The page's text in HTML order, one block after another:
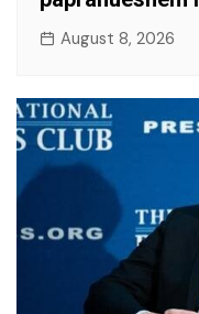
August 8, 2026